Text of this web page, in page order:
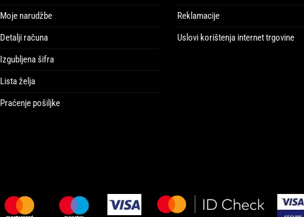
Moje narudžbe
Detalji računa
Izgubljena šifra
Lista želja
Praćenje pošiljke
Reklamacije
Uslovi korištenja internet trgovine